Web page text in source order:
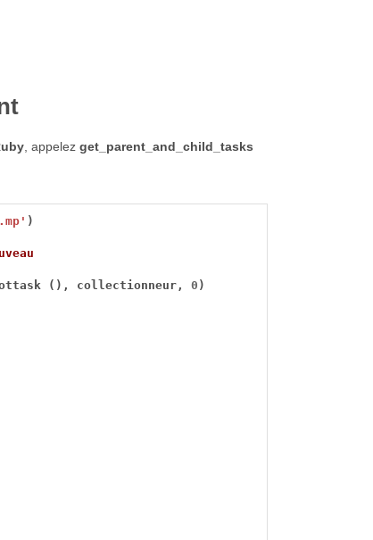
, appelez get_parent_and_child_tasks
(), collectionneur, 0